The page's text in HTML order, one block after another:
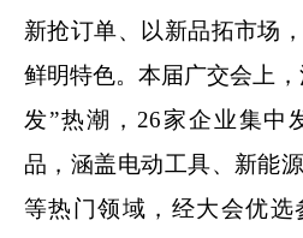
新抢订单、以新品拓市场
鲜明特色。本届广交会上
发”热潮，26家企业集中
品，涵盖电动工具、新能
等热门领域，经大会优